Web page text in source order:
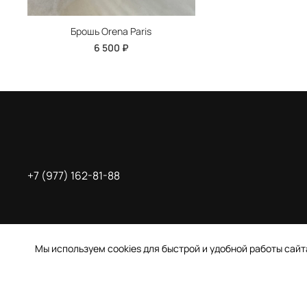
Брошь Orena Paris
6 500 ₽
+7 (977) 162-81-88
Мы используем cookies для быстрой и удобной работы